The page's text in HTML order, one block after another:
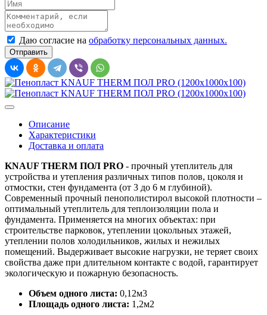
Даю согласие на обработку персональных данных.
Описание
Характеристики
Доставка и оплата
KNAUF THERM ПОЛ PRO - прочный утеплитель для
устройства и утепления различных типов полов, цоколя и
отмостки, стен фундамента (от 3 до 6 м глубиной).
Современный прочный пенополистирол высокой плотности –
оптимальный утеплитель для теплоизоляции пола и
фундамента. Применяется на многих объектах: при
строительстве парковок, утеплении цокольных этажей,
утеплении полов холодильников, жилых и нежилых
помещений. Выдерживает высокие нагрузки, не теряет своих
свойства даже при длительном контакте с водой, гарантирует
экологическую и пожарную безопасность.
Объем одного листа: 0,12м3
Площадь одного листа: 1,2м2